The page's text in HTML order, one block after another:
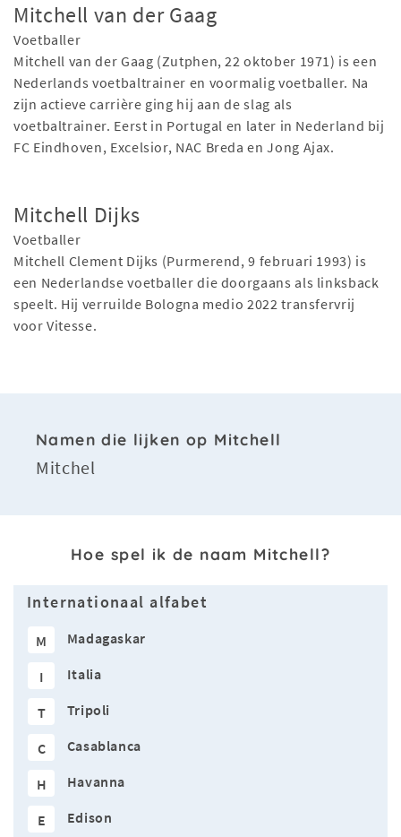
Mitchell van der Gaag
Voetballer
Mitchell van der Gaag (Zutphen, 22 oktober 1971) is een
Nederlands voetbaltrainer en voormalig voetballer. Na
zijn actieve carrière ging hij aan de slag als
voetbaltrainer. Eerst in Portugal en later in Nederland bij
FC Eindhoven, Excelsior, NAC Breda en Jong Ajax.
Mitchell Dijks
Voetballer
Mitchell Clement Dijks (Purmerend, 9 februari 1993) is
een Nederlandse voetballer die doorgaans als linksback
speelt. Hij verruilde Bologna medio 2022 transfervrij
voor Vitesse.
Namen die lijken op Mitchell
Mitchel
Hoe spel ik de naam Mitchell?
Internationaal alfabet
M Madagaskar
I Italia
T Tripoli
C Casablanca
H Havanna
E Edison